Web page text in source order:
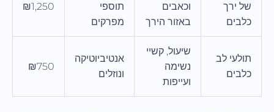
של ירך
כלבים
וכאבים
באזור הירך
תוספי
מפרקים
₪1,250
תולעי לב
כלבים
שיעול, קשיי
נשימה
ועייפות
אנטיביוטיקה
ונוזלים
₪750